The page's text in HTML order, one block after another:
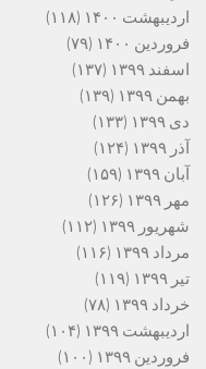
اردیبهشت ۱۴۰۰
(۱۱۸)
فروردین ۱۴۰۰
(۷۹)
اسفند ۱۳۹۹
(۱۳۷)
بهمن ۱۳۹۹
(۱۳۹)
دی ۱۳۹۹
(۱۳۳)
آذر ۱۳۹۹
(۱۲۴)
آبان ۱۳۹۹
(۱۵۹)
مهر ۱۳۹۹
(۱۲۶)
شهریور ۱۳۹۹
(۱۱۲)
مرداد ۱۳۹۹
(۱۱۶)
تیر ۱۳۹۹
(۱۱۹)
خرداد ۱۳۹۹
(۷۸)
اردیبهشت ۱۳۹۹
(۱۰۴)
فروردین ۱۳۹۹
(۱۰۰)